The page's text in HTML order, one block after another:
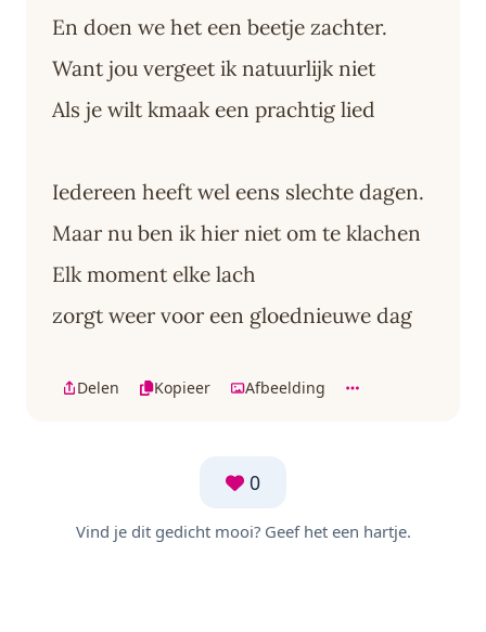
En doen we het een beetje zachter.
Want jou vergeet ik natuurlijk niet
Als je wilt kmaak een prachtig lied
Iedereen heeft wel eens slechte dagen.
Maar nu ben ik hier niet om te klachen
Elk moment elke lach
zorgt weer voor een gloednieuwe dag
Delen Kopieer Afbeelding
0
Vind je dit gedicht mooi? Geef het een hartje.